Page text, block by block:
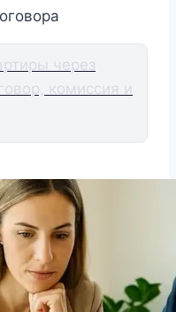
через
комиссия и